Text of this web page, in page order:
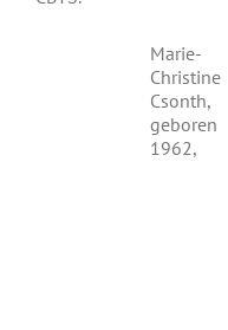
Marie-
Christine
Csonth,
geboren
1962,